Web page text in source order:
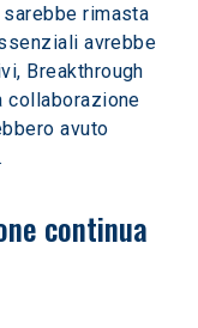
rimasta
avrebbe
Breakthrough
collaborazione
avuto
continua